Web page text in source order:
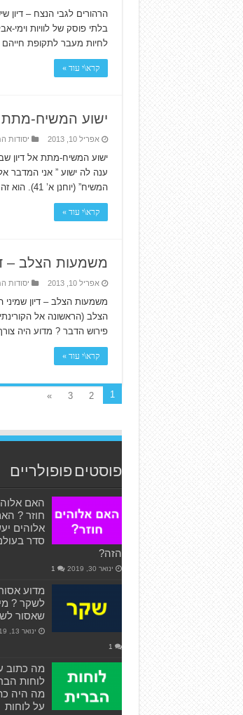
בלתי פוסק של לוויות
לחיות מעבר לתקופת
קרא\י עוד »
ישוע המשיח-מתת
אפריל 10, 2013 יסודות
ישוע המשיח-מתת אל דיון
המשיח” (יוחנן א’ 41). הוא זה אשר …
קרא\י עוד »
משמעות הצלב –
אפריל 10, 2013 יסודות
משמעות הצלב – דיון
פירוש הדבר ? מדוע היה
קרא\י עוד »
1
2
3
»
פוסטים פופולריים
האם
חוזר ?
אלוהים
סדר
הזה?
ינואר 30, 2019 1
מדוע
לשקר ?
שאסור
ינואר 13, 2019
1
מה כתוב
לוחות
מה היה
על לוחות